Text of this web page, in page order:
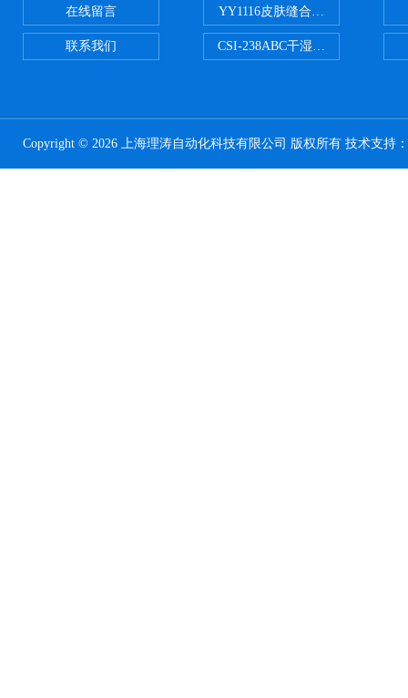
在线留言
联系我们
YY1116皮肤缝合线线径测量仪
CSI-238ABC干湿电动摩擦色牢度
Copyright © 2026 上海理涛自动化科技有限公司 版权所有 技术支持：